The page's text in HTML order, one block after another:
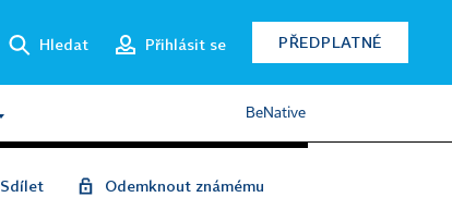
Hledat Přihlásit se PŘEDPLATNÉ
BeNative
Sdílet Odemknout známému